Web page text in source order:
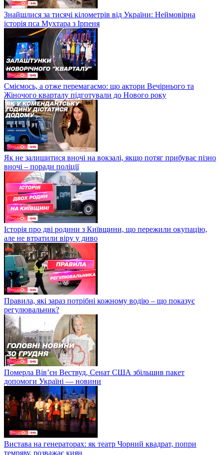
Знайшлися за тисячі кілометрів від України: Неймовірна
історія пса Мухтара з Ірпеня
Сміємось, а отже перемагаємо: що актори Вечірнього та
Жіночого кварталу підготували до Нового року
Як не залишитися вночі на вокзалі, якщо потяг прибуває пізно
вночі – поради поліції
Історія про дві родини з Київщини, що пережили окупацію,
але не втратили віру у диво
Правила, які зараз потрібні кожному водію – що показує
регулювальник?
Померла Вівʼєн Вествуд, Сенат США збільшив пакет
допомоги Україні — новини
Вистава на генераторах: як театр Чорний квадрат, попри
темряву, розважає киян